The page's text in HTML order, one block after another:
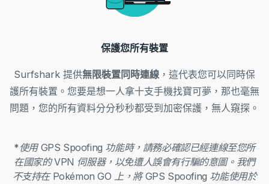
保護您所有裝置
Surfshark 提供無限裝置同時連線，這代表您可以同時保
護所有裝置。您要是想一人拿十支手機找寶可夢，那也毫無
問題，您的所有資料分分秒秒都受到加密保護，無人窺探。
*使用 GPS Spoofing 功能時，請務必確認已經連線至您所
在國家的 VPN 伺服器，以免遭人誤會有行騙的意圖。 我們
不支持在 Pokémon GO 上，將 GPS Spoofing 功能使用於